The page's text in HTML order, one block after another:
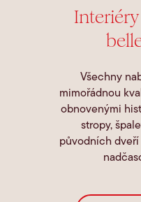
Všechny
mimořádnou
obnovenými
stropy,
původních